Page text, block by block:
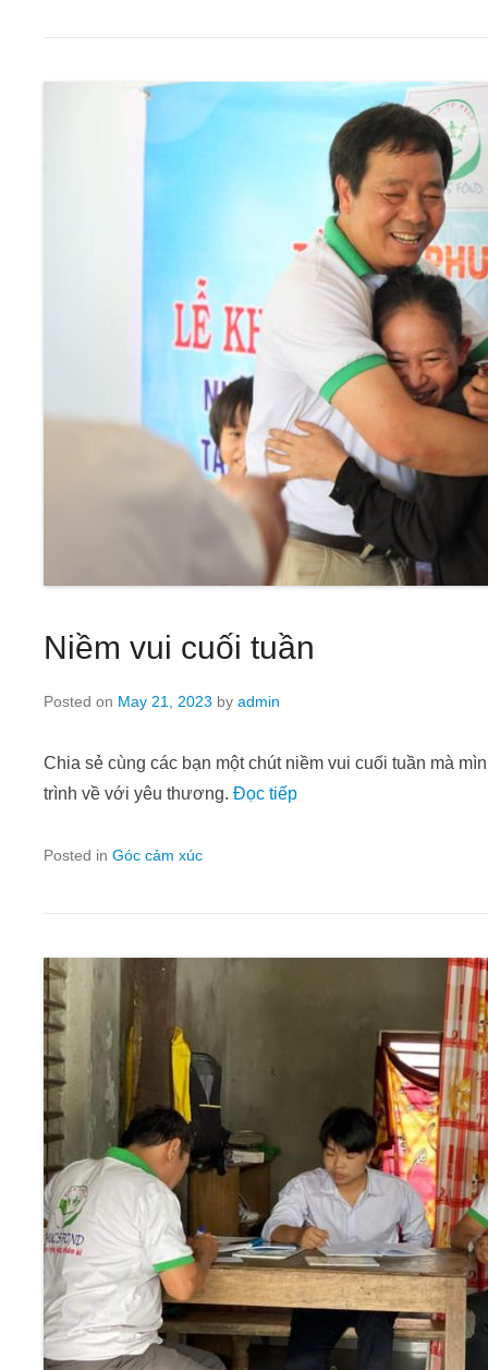
Niềm vui cuối tuần
Posted on May 21, 2023 by admin
Chia sẻ cùng các bạn một chút niềm vui cuối tuần mà
trình về với yêu thương. Đọc tiếp
Posted in Góc cảm xúc